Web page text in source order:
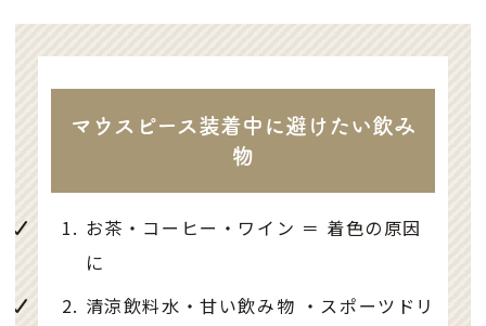
マウスピース装着中に避けたい飲み
物
お茶・コーヒー・ワイン ＝ 着色の原因
に
清涼飲料水・甘い飲み物 ・スポーツドリ